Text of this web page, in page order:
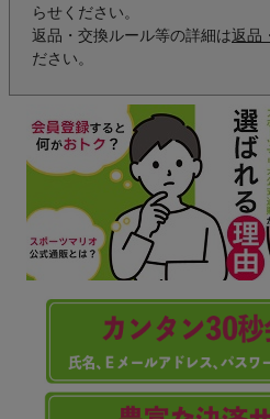
らせください。
返品・交換ルール等の詳細は返品
ださい。